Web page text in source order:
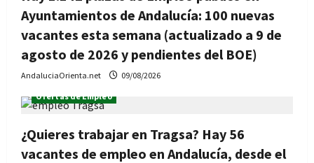
Ayuntamientos de Andalucía: 100 nuevas
vacantes esta semana (actualizado a 9 de
agosto de 2026 y pendientes del BOE)
AndaluciaOrienta.net
09/08/2026
Ofertas de Empleo
¿Quieres trabajar en Tragsa? Hay 56
vacantes de empleo en Andalucía, desde el